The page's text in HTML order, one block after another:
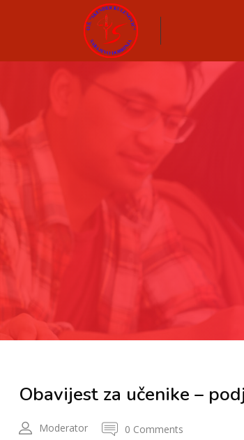
Obavijest za učenike –
Moderator 0 Comments